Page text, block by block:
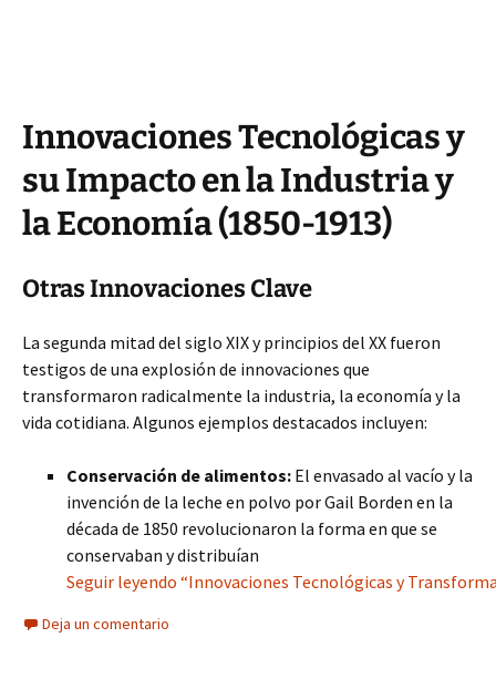
Innovaciones Tecnológicas y
su Impacto en la Industria y
la Economía (1850-1913)
Otras Innovaciones Clave
La segunda mitad del siglo XIX y principios del XX fueron
testigos de una explosión de innovaciones que
transformaron radicalmente la industria, la economía y la
vida cotidiana. Algunos ejemplos destacados incluyen:
Conservación de alimentos: El envasado al vacío y la
invención de la leche en polvo por Gail Borden en la
década de 1850 revolucionaron la forma en que se
conservaban y distribuían
Seguir leyendo “Innovaciones Tecnológicas y
Deja un comentario